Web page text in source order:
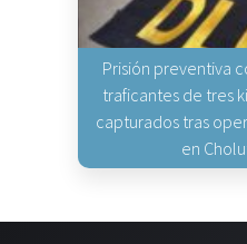
Prisión preventiva
traficantes de tres
capturados tras
en